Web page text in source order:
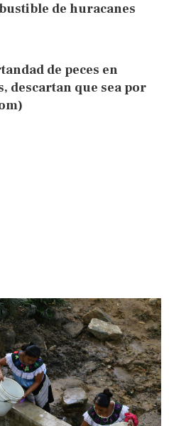
de huracanes
de peces en
descartan que sea por